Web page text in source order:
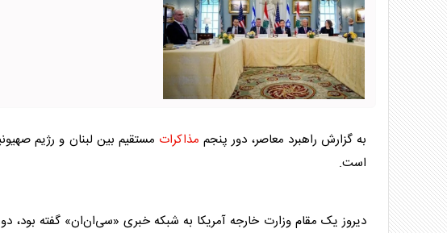
به گزارش راهبرد معاصر، دور پنجم مذاکرات مستقیم بین لبنان و رژیم
است.
دیروز یک مقام وزارت خارجه آمریکا به شبکه خبری «سی‌ان‌ان» گفته بود،